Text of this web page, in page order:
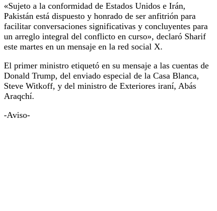
«Sujeto a la conformidad de Estados Unidos e Irán,
Pakistán está dispuesto y honrado de ser anfitrión para
facilitar conversaciones significativas y concluyentes para
un arreglo integral del conflicto en curso», declaró Sharif
este martes en un mensaje en la red social X.
El primer ministro etiquetó en su mensaje a las cuentas de
Donald Trump, del enviado especial de la Casa Blanca,
Steve Witkoff, y del ministro de Exteriores iraní, Abás
Araqchí.
-Aviso-